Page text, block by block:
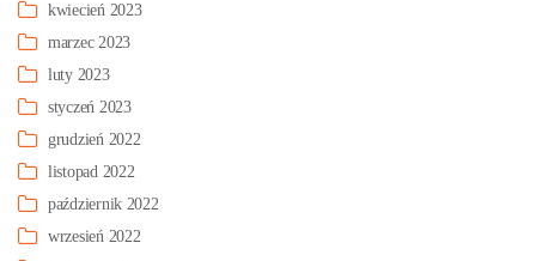
kwiecień 2023
marzec 2023
luty 2023
styczeń 2023
grudzień 2022
listopad 2022
październik 2022
wrzesień 2022